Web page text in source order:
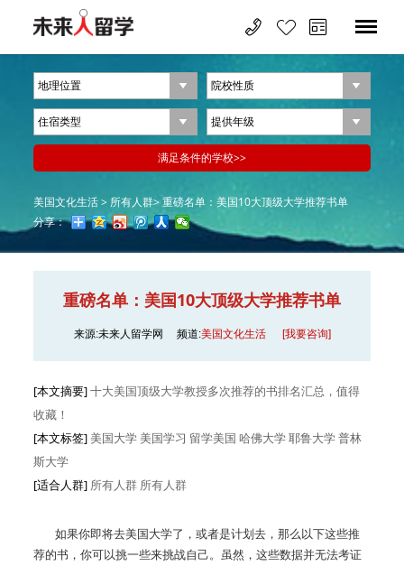
美国文化生活 > 所有人群>重磅名单：美国10大顶级大学推荐书单
分享：
重磅名单：美国10大顶级大学推荐书单
来源:未来人留学网 频道:美国文化生活 [我要咨询]
[本文摘要]十大美国顶级大学教授多次推荐的书排名汇总，值得
收藏！
[本文标签] 美国大学 美国学习 留学美国 哈佛大学 耶鲁大学 普林
斯大学
[适合人群] 所有人群 所有人群
如果你即将去美国大学了，或者是计划去，那么以下这些推
荐的书，你可以挑一些来挑战自己。虽然，这些数据并无法考证